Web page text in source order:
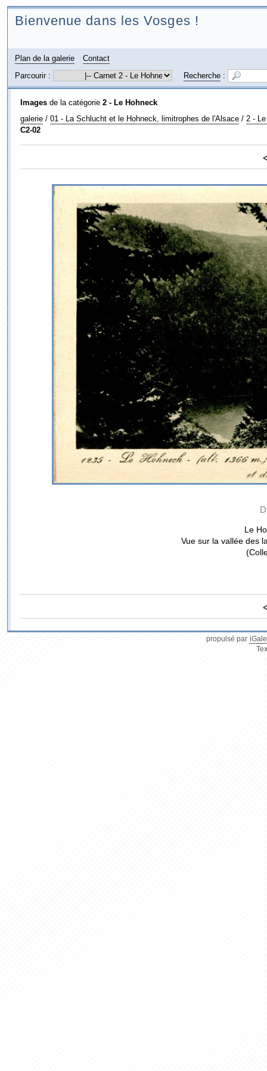
Bienvenue dans les Vosges !
Plan de la galerie
Contact
Parcourir :
Recherche:
Imagesde la catégorie 2 - Le Hohneck
galerie/ 01 - La Schlucht et le Hohneck, limitrophes de l'Alsace/ 2 -
C2-02
Le
Vue sur la vallée des
propulsé par